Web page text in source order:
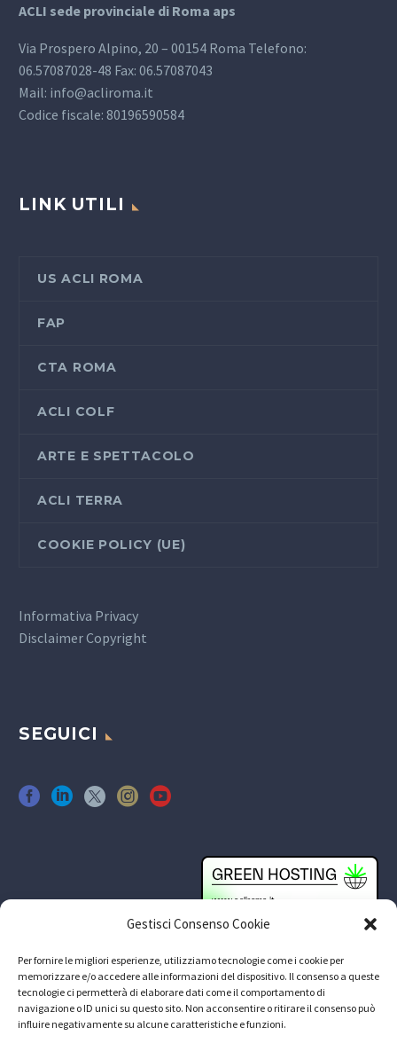
Gestisci Consenso Cookie
Per fornire le migliori esperienze, utilizziamo tecnologie come i cookie per
memorizzare e/o accedere alle informazioni del dispositivo. Il consenso a queste
tecnologie ci permetterà di elaborare dati come il comportamento di
navigazione o ID unici su questo sito. Non acconsentire o ritirare il consenso può
influire negativamente su alcune caratteristiche e funzioni.
ACLI sede provinciale di Roma aps
Via Prospero Alpino, 20 – 00154 Roma Telefono:
06.57087028-48 Fax: 06.57087043
Mail: info@acliroma.it
Codice fiscale: 80196590584
LINK UTILI
US ACLI ROMA
FAP
CTA ROMA
ACLI COLF
ARTE E SPETTACOLO
ACLI TERRA
COOKIE POLICY (UE)
Informativa Privacy
Disclaimer Copyright
SEGUICI